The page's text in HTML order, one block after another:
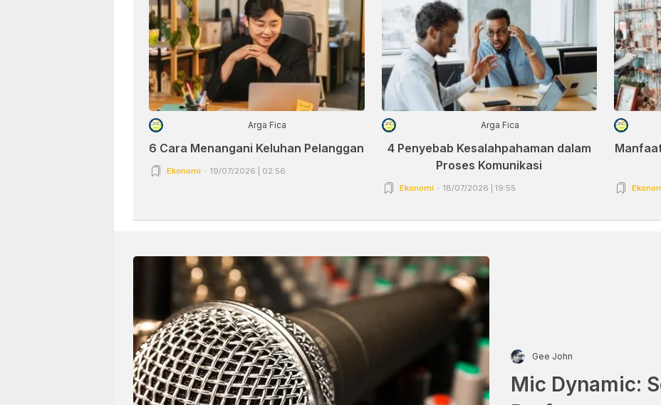
Arga Fica
6 Cara Menangani Keluhan Pelanggan
Ekonomi 19/07/2026 | 02:56
Arga Fica
4 Penyebab Kesalahpahaman dalam
Proses Komunikasi
Ekonomi 18/07/2026 | 19:55
Gee John
Mic Dynamic: